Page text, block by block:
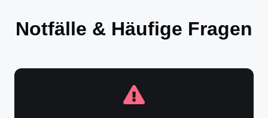
Notfälle & Häufige Fragen